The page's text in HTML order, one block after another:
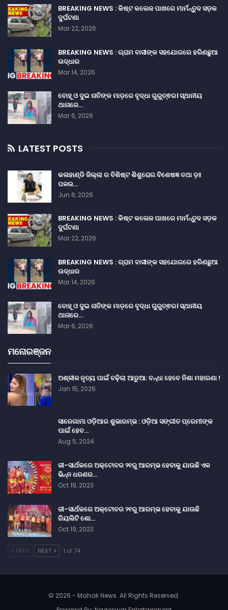
BREAKING NEWS : କିଷ୍ଟ କଲେଜ ପାଖରେ ମାର୍ମନ୍ତୁଦ ସଡ଼କ
ଦୁର୍ଘଟଣା
Mar 22, 2026
BREAKING NEWS : ଗ୍ରାମ ବାସୀଙ୍କ ସହଯୋଗରେ ହରିଣଛୁଆ
ଉଦ୍ଧାର
Mar 14, 2026
ବୋହୂ ଓ ଦୁଇ ନାତିଙ୍କ ମାଡ଼ରେ ବୃଦ୍ଧା ଗୁରୁତ୍ଵର। ସ୍ଥାନୀୟ
ଥାନାରେ…
Mar 6, 2026
LATEST POSTS
କଳାହାଣ୍ଡି ଜିଲ୍ଲା ର ବିଶିଷ୍ଟ ଶିଶୁରୋଗ ବିଶେଷଜ୍ଞ ତଥା ଡ଼ଃ
ପଳଉ…
Jun 6, 2026
BREAKING NEWS : କିଷ୍ଟ କଲେଜ ପାଖରେ ମାର୍ମନ୍ତୁଦ ସଡ଼କ
ଦୁର୍ଘଟଣା
Mar 22, 2026
BREAKING NEWS : ଗ୍ରାମ ବାସୀଙ୍କ ସହଯୋଗରେ ହରିଣଛୁଆ
ଉଦ୍ଧାର
Mar 14, 2026
ବୋହୂ ଓ ଦୁଇ ନାତିଙ୍କ ମାଡ଼ରେ ବୃଦ୍ଧା ଗୁରୁତ୍ଵର। ସ୍ଥାନୀୟ
ଥାନାରେ…
Mar 6, 2026
ମନୋରଞ୍ଜନ
ଅଶ୍ଳୀଳ ନୃତ୍ୟ ପାଇଁ ବଢ଼ିଲା ଆଡୁଆ: ବନ୍ଧା ହେବେ ନିଶା ମହାରଣା !
Jan 15, 2026
ସାରେଗାମା ଓଡ଼ିଆର ଶୁଭାରମ୍ଭ : ଓଡ଼ିଆ ସଙ୍ଗୀତ ପ୍ରେମୀଙ୍କ
ପାଇଁ ହେବ…
Aug 5, 2024
ଜୀ-ସାର୍ଥକରେ ଅକ୍ଟୋବର ୨୧ରୁ ଆରମ୍ଭ ହେବାକୁ ଯାଉଛି ଏକ
ଭିନ୍ନ ଧରଣର…
Oct 19, 2023
ଜୀ-ସାର୍ଥକରେ ଅକ୍ଟୋବର ୨୧ରୁ ଆରମ୍ଭ ହେବାକୁ ଯାଉଛି
ରିୟଲିଟି ଶୋ…
Oct 19, 2023
PREV NEXT 1 of 74
© 2026 - Mahak News. All Rights Reserved.